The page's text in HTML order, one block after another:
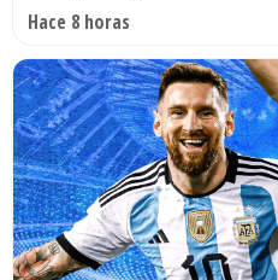
Hace 8 horas